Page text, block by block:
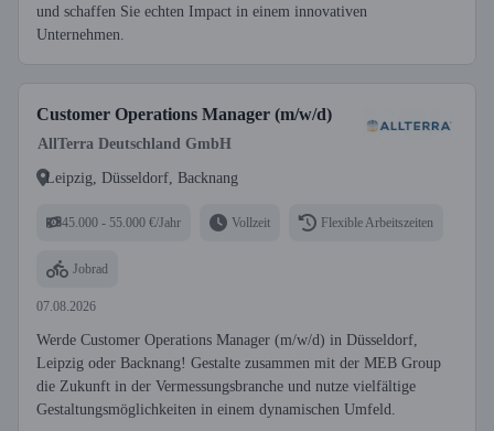
und schaffen Sie echten Impact in einem innovativen
Unternehmen.
Customer Operations Manager (m/w/d)
AllTerra Deutschland GmbH
Leipzig, Düsseldorf, Backnang
45.000 - 55.000 €/Jahr Vollzeit Flexible Arbeitszeiten
Jobrad
07.08.2026
Werde Customer Operations Manager (m/w/d) in Düsseldorf,
Leipzig oder Backnang! Gestalte zusammen mit der MEB Group
die Zukunft in der Vermessungsbranche und nutze vielfältige
Gestaltungsmöglichkeiten in einem dynamischen Umfeld.